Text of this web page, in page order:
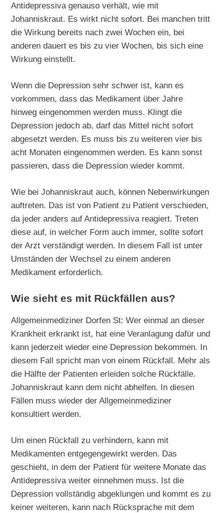
Antidepressiva genauso verhält, wie mit
Johanniskraut. Es wirkt nicht sofort. Bei manchen tritt
die Wirkung bereits nach zwei Wochen ein, bei
anderen dauert es bis zu vier Wochen, bis sich eine
Wirkung einstellt.
Wenn die Depression sehr schwer ist, kann es
vorkommen, dass das Medikament über Jahre
hinweg eingenommen werden muss. Klingt die
Depression jedoch ab, darf das Mittel nicht sofort
abgesetzt werden. Es muss bis zu weiteren vier bis
acht Monaten eingenommen werden. Es kann sonst
passieren, dass die Depression wieder kommt.
Wie bei Johanniskraut auch, können Nebenwirkungen
auftreten. Das ist von Patient zu Patient verschieden,
da jeder anders auf Antidepressiva reagiert. Treten
diese auf, in welcher Form auch immer, sollte sofort
der Arzt verständigt werden. In diesem Fall ist unter
Umständen der Wechsel zu einem anderen
Medikament erforderlich.
Wie sieht es mit Rückfällen aus?
Allgemeinmediziner Dorfen St: Wer einmal an dieser
Krankheit erkrankt ist, hat eine Veranlagung dafür und
kann jederzeit wieder eine Depression bekommen. In
diesem Fall spricht man von einem Rückfall. Mehr als
die Hälfte der Patienten erleiden solche Rückfälle.
Johanniskraut kann dem nicht abhelfen. In diesen
Fällen muss wieder der Allgemeinmediziner
konsultiert werden.
Um einen Rückfall zu verhindern, kann mit
Medikamenten entgegengewirkt werden. Das
geschieht, in dem der Patient für weitere Monate das
Antidepressiva weiter einnehmen muss. Ist die
Depression vollständig abgeklungen und kommt es zu
keiner weiteren, kann nach Rücksprache mit dem